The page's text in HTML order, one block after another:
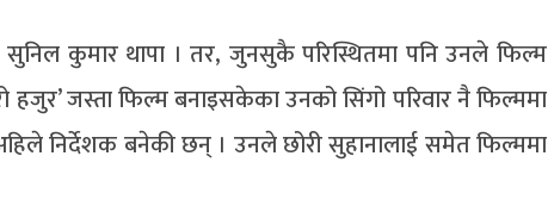
सुनिल कुमार थापा । तर, जुनसुकै परिस्थितमा पनि उनले फिल्म
हजुर’ जस्ता फिल्म बनाइसकेका उनको सिंगो परिवार नै फिल्ममा
निर्देशक बनेकी छन् । उनले छोरी सुहानालाई समेत फिल्ममा